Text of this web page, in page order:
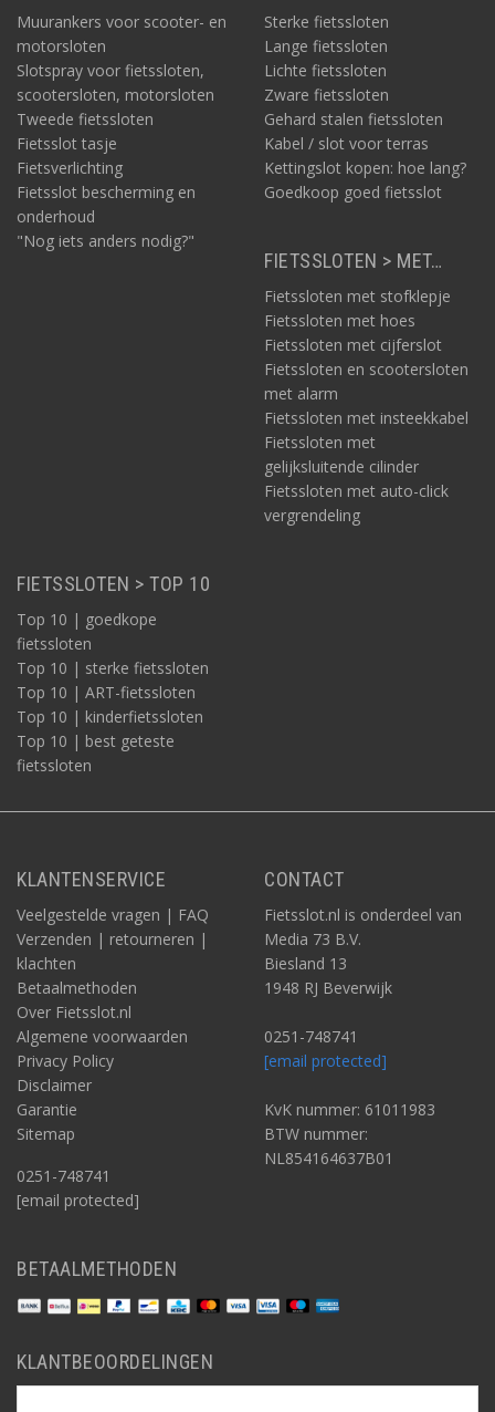
Muurankers voor scooter- en
motorsloten
Slotspray voor fietssloten,
scootersloten, motorsloten
Tweede fietssloten
Fietsslot tasje
Fietsverlichting
Fietsslot bescherming en
onderhoud
"Nog iets anders nodig?"
Sterke fietssloten
Lange fietssloten
Lichte fietssloten
Zware fietssloten
Gehard stalen fietssloten
Kabel / slot voor terras
Kettingslot kopen: hoe lang?
Goedkoop goed fietsslot
FIETSSLOTEN > MET…
Fietssloten met stofklepje
Fietssloten met hoes
Fietssloten met cijferslot
Fietssloten en scootersloten
met alarm
Fietssloten met insteekkabel
Fietssloten met
gelijksluitende cilinder
Fietssloten met auto-click
vergrendeling
FIETSSLOTEN > TOP 10
Top 10 | goedkope
fietssloten
Top 10 | sterke fietssloten
Top 10 | ART-fietssloten
Top 10 | kinderfietssloten
Top 10 | best geteste
fietssloten
KLANTENSERVICE
Veelgestelde vragen | FAQ
Verzenden | retourneren |
klachten
Betaalmethoden
Over Fietsslot.nl
Algemene voorwaarden
Privacy Policy
Disclaimer
Garantie
Sitemap
0251-748741
[email protected]
CONTACT
Fietsslot.nl is onderdeel van
Media 73 B.V.
Biesland 13
1948 RJ Beverwijk
0251-748741
[email protected]
KvK nummer: 61011983
BTW nummer:
NL854164637B01
BETAALMETHODEN
KLANTBEOORDELINGEN